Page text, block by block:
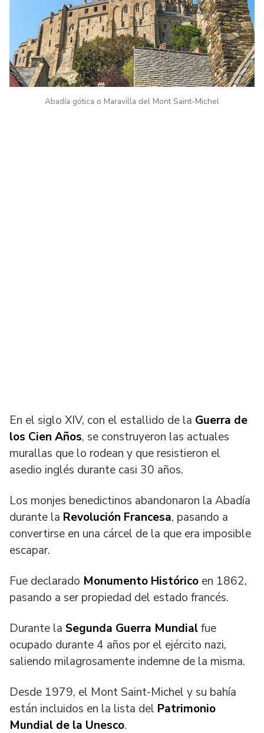
Abadía gótica o Maravilla del Mont Saint-Michel
En el siglo XIV, con el estallido de la Guerra de
los Cien Años, se construyeron las actuales
murallas que lo rodean y que resistieron el
asedio inglés durante casi 30 años.
Los monjes benedictinos abandonaron la Abadía
durante la Revolución Francesa, pasando a
convertirse en una cárcel de la que era imposible
escapar.
Fue declarado Monumento Histórico en 1862,
pasando a ser propiedad del estado francés.
Durante la Segunda Guerra Mundialfue
ocupado durante 4 años por el ejército nazi,
saliendo milagrosamente indemne de la misma.
Desde 1979, el Mont Saint-Michel y su bahía
están incluidos en la lista del Patrimonio
Mundial de la Unesco.